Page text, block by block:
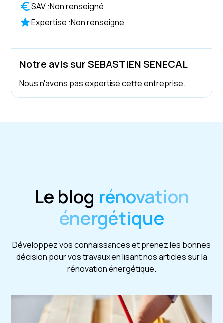
SAV :Non renseigné
Expertise :Non renseigné
Notre avis sur SEBASTIEN SENECAL
Nous n'avons pas expertisé cette entreprise.
Le blog rénovation
énergétique
Développez vos connaissances et prenez les bonnes
décision pour vos travaux en lisant nos articles sur la
rénovation énergétique.